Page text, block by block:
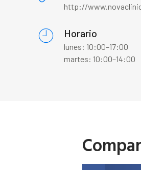
http://
Horario
lunes: 10:00–17:00
martes: 10:00–14:00